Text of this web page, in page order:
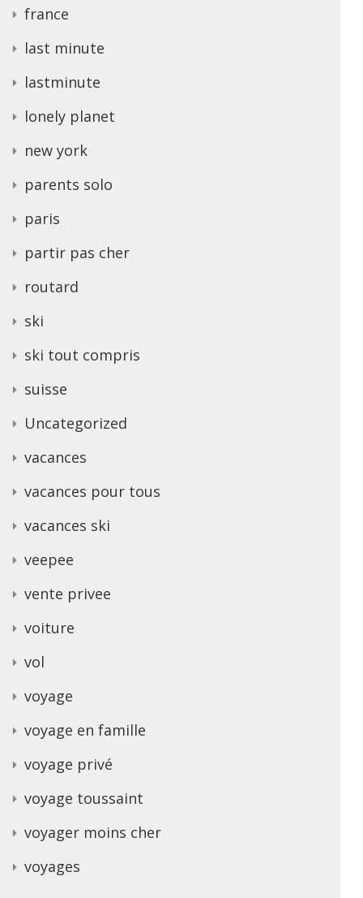
france
last minute
lastminute
lonely planet
new york
parents solo
paris
partir pas cher
routard
ski
ski tout compris
suisse
Uncategorized
vacances
vacances pour tous
vacances ski
veepee
vente privee
voiture
vol
voyage
voyage en famille
voyage privé
voyage toussaint
voyager moins cher
voyages